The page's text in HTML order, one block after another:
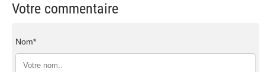
Votre commentaire
Nom*